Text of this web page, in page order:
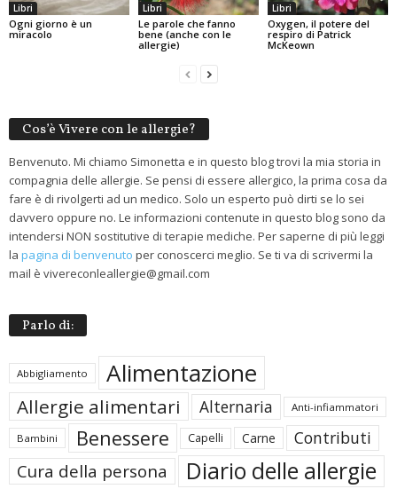
Libri
Ogni giorno è un
miracolo
Libri
Le parole che fanno
bene (anche con le
allergie)
Libri
Oxygen, il potere del
respiro di Patrick
McKeown
Cos’è Vivere con le allergie?
Benvenuto. Mi chiamo Simonetta e in questo blog trovi la mia storia in
compagnia delle allergie. Se pensi di essere allergico, la prima cosa da
fare è di rivolgerti ad un medico. Solo un esperto può dirti se lo sei
davvero oppure no. Le informazioni contenute in questo blog sono da
intendersi NON sostitutive di terapie mediche. Per saperne di più leggi
la pagina di benvenuto per conoscerci meglio. Se ti va di scrivermi la
mail è vivereconleallergie@gmail.com
Parlo di:
Abbigliamento Alimentazione
Allergie alimentari Alternaria Anti-infiammatori
Bambini Benessere Capelli Carne Contributi
Cura della persona Diario delle allergie